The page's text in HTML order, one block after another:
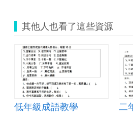
其他人也看了這些資源
低年級成語教學
二